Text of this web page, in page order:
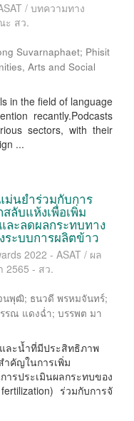
/ บทความทาง
ะ สว.
Suvarnaphaet; Phisit
Arts and Social
in the field of language
recantly.Podcasts
sectors, with their
...
ม่นยำร่วมกับการ
ลับแห้งเพื่อเพิ่ม
ละลดผลกระทบทาง
ะบบการผลิตข้าว
2022 - ASAT / ผล
2565 - สว.
นพุฒิ; ธนวดี พรหมจันทร์;
รณ แดงฉ่ำ; บรรพต มา
ละน้ำที่มีประสิทธิภาพ
ำคัญในการเพิ่ม
รประเมินผลกระทบของ
ร่วมกับการจั